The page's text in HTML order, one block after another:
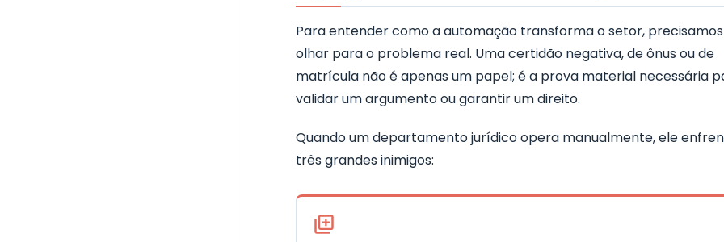
Para entender como a automação transforma o setor, precisamos
olhar para o problema real. Uma certidão negativa, de ônus ou de
matrícula não é apenas um papel; é a prova material necessária
validar um argumento ou garantir um direito.
Quando um departamento jurídico opera manualmente, ele
três grandes inimigos: